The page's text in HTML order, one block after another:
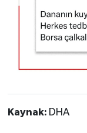
Kaynak: DHA